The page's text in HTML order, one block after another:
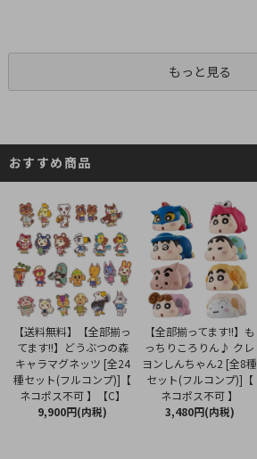
もっと見る
おすすめ商品
【送料無料】【全部揃っ
てます!!】どうぶつの森
キャラマグネッツ [全24
種セット(フルコンプ)]【
ネコポス不可 】【C】
9,900円(内税)
【全部揃ってます!!】も
っちりころりん♪ クレ
ヨンしんちゃん2 [全8種
セット(フルコンプ)]【
ネコポス不可 】
3,480円(内税)